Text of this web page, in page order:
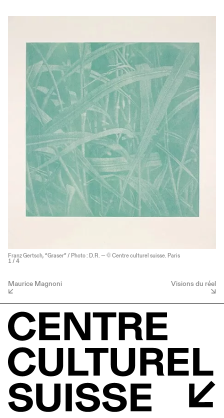
Franz Gertsch, “Graser” / Photo : D.R. — © Centre culturel suisse. Paris
1 / 4
Maurice Magnoni Visions du réel